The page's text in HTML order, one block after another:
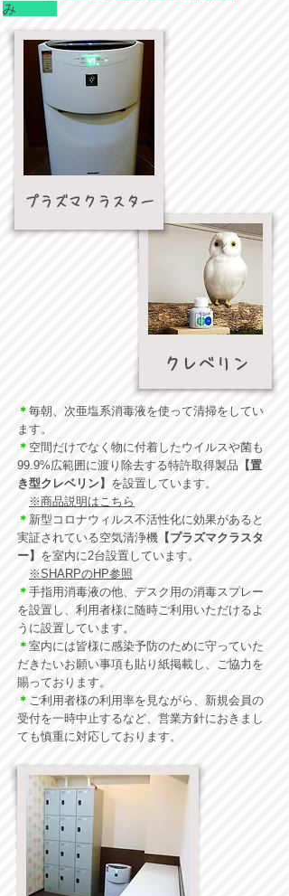
み
​クレベリン
プラズマクラスター
＊ 毎朝、次亜塩系消毒液を使って清掃をしてい
ます。
＊ 空間だけでなく物に付着したウイルスや菌も
99.9%広範囲に渡り除去する特許取得製品 【置
き型クレベリン】 を設置しています。
※商品説明はこちら
＊ 新型コロナウィルス不活性化に効果があると
実証されている空気清浄機 【プラズマクラスタ
ー】 を室内に2台設置しています。
※SHARPのHP参照
＊ 手指用消毒液の他、デスク用の消毒スプレー
を設置し、利用者様に随時ご利用いただけるよ
うに設置しています。
＊ 室内には皆様に感染予防のために守っていた
だきたいお願い事項も貼り紙掲載し、ご協力を
賜っております。
＊ ご利用者様の利用率を見ながら、新規会員の
受付を一時中止するなど、営業方針におきまし
ても慎重に対応しております。